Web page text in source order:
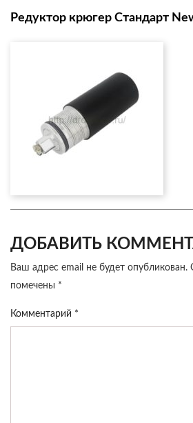
Редуктор крюгер Стандарт
ДОБАВИТЬ
Ваш адрес email не будет опубликован.
помечены *
Комментарий *